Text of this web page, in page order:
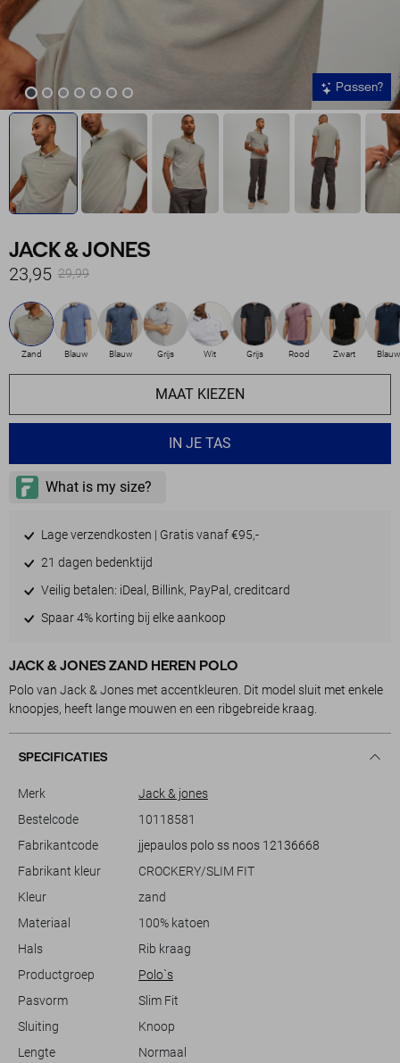
Passen?
JACK & JONES
23,95 29,99
Zand Blauw Blauw Grijs Wit Grijs Rood Zwart Blauw
MAAT KIEZEN
IN JE TAS
Lage verzendkosten | Gratis vanaf €95,-
21 dagen bedenktijd
Veilig betalen: iDeal, Billink, PayPal, creditcard
Spaar 4% korting bij elke aankoop
JACK & JONES ZAND HEREN POLO
Polo van Jack & Jones met accentkleuren. Dit model sluit met enkele
knoopjes, heeft lange mouwen en een ribgebreide kraag.
SPECIFICATIES
Merk
Jack & jones
Bestelcode
10118581
Fabrikantcode
jjepaulos polo ss noos 12136668
Fabrikant kleur
CROCKERY/SLIM FIT
Kleur
zand
Materiaal
100% katoen
Hals
Rib kraag
Productgroep
Polo`s
Pasvorm
Slim Fit
Sluiting
Knoop
Lengte
Normaal